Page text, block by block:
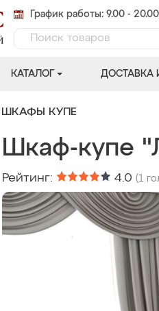
График работы: 9.00 -
КАТАЛОГ ДОСТАВКА
ШКАФЫ КУПЕ
Шкаф-купе
Рейтинг: 4.0 (1